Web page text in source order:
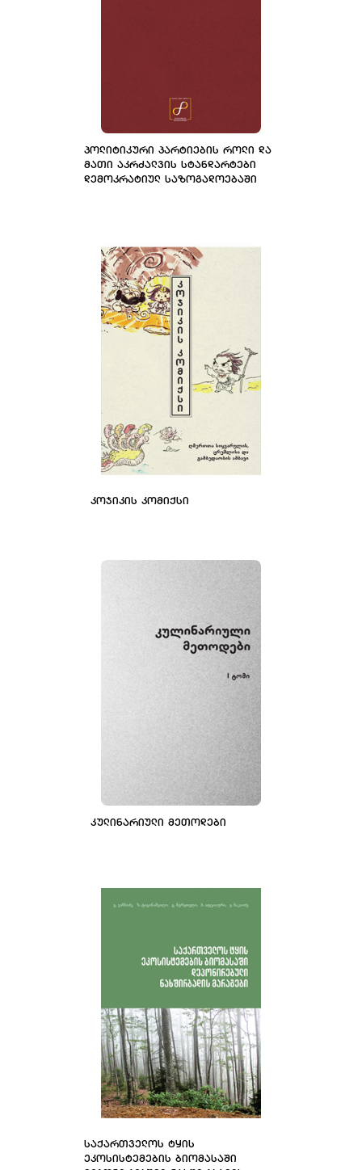
ᲞᲝᲚᲘᲢᲘᲙᲣᲠᲘ ᲞᲐᲠᲢᲘᲔᲑᲘᲡ ᲠᲝᲚᲘ ᲓᲐ
ᲛᲐᲗᲘ ᲐᲙᲠᲫᲐᲚᲕᲘᲡ ᲡᲢᲐᲜᲓᲐᲠᲢᲔᲑᲘ
ᲓᲔᲛᲝᲙᲠᲐᲢᲘᲣᲚ ᲡᲐᲖᲝᲒᲐᲓᲝᲔᲑᲐᲨᲘ
ᲙᲝᲯᲘᲙᲘᲡ ᲙᲝᲛᲘᲥᲡᲘ
ᲙᲣᲚᲘᲜᲐᲠᲘᲣᲚᲘ ᲛᲔᲗᲝᲓᲔᲑᲘ
ᲡᲐᲥᲐᲠᲗᲕᲔᲚᲝᲡ ᲢᲧᲘᲡ
ᲔᲙᲝᲡᲘᲡᲢᲔᲛᲔᲑᲘᲡ ᲑᲘᲝᲛᲐᲡᲐᲨᲘ